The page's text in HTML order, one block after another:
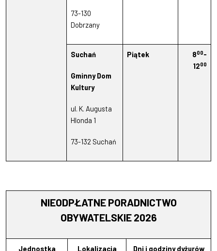
73-130
Dobrzany
Suchań
Gminny Dom
Kultury
ul. K. Augusta
Hlonda 1
73-132 Suchań
Piątek 800-
1200
NIEODPŁATNE PORADNICTWO
OBYWATELSKIE 2026
Jednostka Lokalizacja Dni i godziny dyżurów